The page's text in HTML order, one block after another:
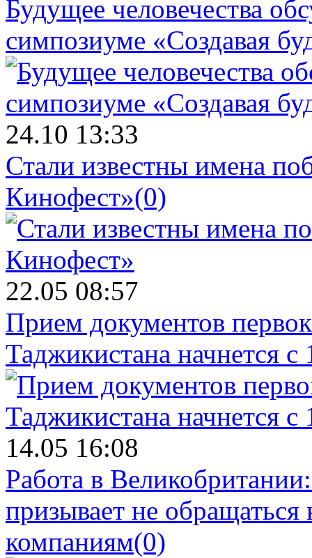
Будущее человечества
симпозиуме «Создавая
24.10 13:33
Стали известны имена
Кинофест»(0)
22.05 08:57
Прием документов
Таджикистана начнется с
14.05 16:08
Работа в
призывает не
компаниям(0)